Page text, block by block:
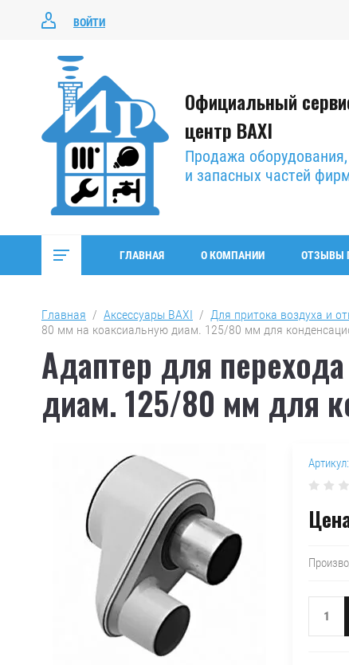
ВОЙТИ
Официальный
центр BAXI
Продажа оборудования,
и запасных частей
ГЛАВНАЯ О КОМПАНИИ ОТЗЫВЫ
Главная
  /
Аксессуары BAXI
  /
Для притока воздуха и
80 мм на коаксиальную диам. 125/80 мм для
Адаптер для
диам. 125/80 мм для
Артикул: